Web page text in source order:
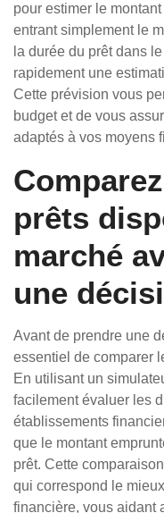
pour estimer le
entrant simplement le
la durée du prêt dans
rapidement une
Cette prévision vous
budget et de vous
adaptés à vos moyens
prêts
marché
une
Avant de prendre une
essentiel de comparer
En utilisant un
facilement évaluer les
établissements
que le montant
prêt. Cette
qui correspond le
financière, vous aidant